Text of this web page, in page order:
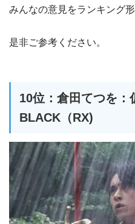
みんなの意見をランキング
是非ご参考ください。
10位：倉田てつを：
BLACK（RX)